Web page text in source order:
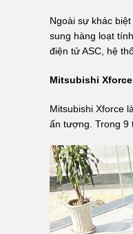
Ngoài sự khác
sung hàng loạt
điện tử ASC, hệ
Mitsubishi
Mitsubishi Xforce
ấn tượng. Trong 9